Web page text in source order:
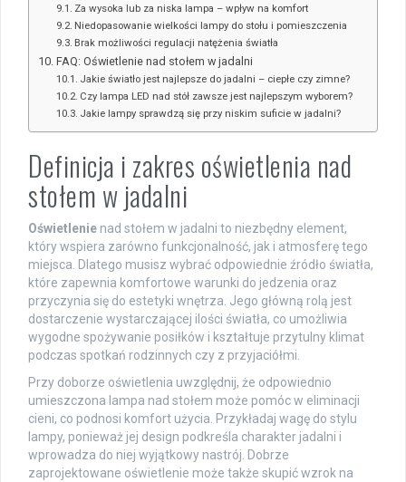
Za wysoka lub za niska lampa – wpływ na komfort
Niedopasowanie wielkości lampy do stołu i pomieszczenia
Brak możliwości regulacji natężenia światła
FAQ: Oświetlenie nad stołem w jadalni
Jakie światło jest najlepsze do jadalni – ciepłe czy zimne?
Czy lampa LED nad stół zawsze jest najlepszym wyborem?
Jakie lampy sprawdzą się przy niskim suficie w jadalni?
Definicja i zakres oświetlenia nad
stołem w jadalni
Oświetlenie nad stołem w jadalni to niezbędny element,
który wspiera zarówno funkcjonalność, jak i atmosferę tego
miejsca. Dlatego musisz wybrać odpowiednie źródło światła,
które zapewnia komfortowe warunki do jedzenia oraz
przyczynia się do estetyki wnętrza. Jego główną rolą jest
dostarczenie wystarczającej ilości światła, co umożliwia
wygodne spożywanie posiłków i kształtuje przytulny klimat
podczas spotkań rodzinnych czy z przyjaciółmi.
Przy doborze oświetlenia uwzględnij, że odpowiednio
umieszczona lampa nad stołem może pomóc w eliminacji
cieni, co podnosi komfort użycia. Przykładaj wagę do stylu
lampy, ponieważ jej design podkreśla charakter jadalni i
wprowadza do niej wyjątkowy nastrój. Dobrze
zaprojektowane oświetlenie może także skupić wzrok na